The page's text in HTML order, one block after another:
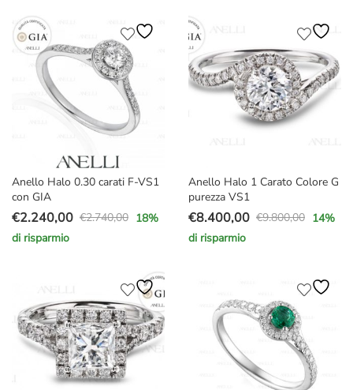
era:
€6.000,00.
è:
€4.990,00.
era:
€5.000,00.
è:
€3.590,00.
Anello Halo 0.30 carati F-VS1
con GIA
€2.740,00
Il
prezzo
€2.740,00.
€2.240,00
Il
prezzo
€2.240,00.
18%
di risparmio
Anello Halo 1 Carato Colore G
purezza VS1
€9.800,00
Il
prezzo
€9.800,00.
€8.400,00
Il
prezzo
€8.400,00.
14%
di risparmio